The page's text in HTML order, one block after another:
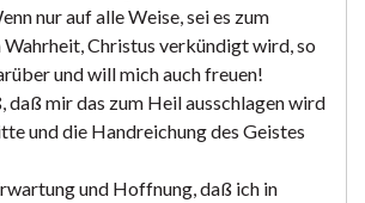
nur auf alle Weise, sei es zum
Christus verkündigt wird, so
und will mich auch freuen!
daß mir das zum Heil ausschlagen wird
und die Handreichung des Geistes
und Hoffnung, daß ich in